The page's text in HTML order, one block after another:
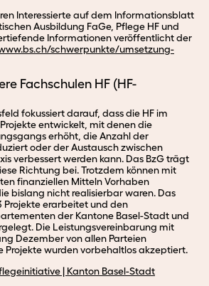
Interessierte auf dem Informationsblatt
Ausbildung FaGe, Pflege HF und
Informationen veröffentlicht der
schwerpunkte/umsetzung-
Fachschulen HF (HF-
fokussiert darauf, dass die HF im
entwickelt, mit denen die
erhöht, die Anzahl der
oder der Austausch zwischen
verbessert werden kann. Das BzG trägt
Richtung bei. Trotzdem können mit
finanziellen Mitteln Vorhaben
bislang nicht realisierbar waren. Das
Projekte erarbeitet und den
der Kantone Basel-Stadt und
Die Leistungsvereinbarung mit
Dezember von allen Parteien
Projekte wurden vorbehaltlos akzeptiert.
| Kanton Basel-Stadt